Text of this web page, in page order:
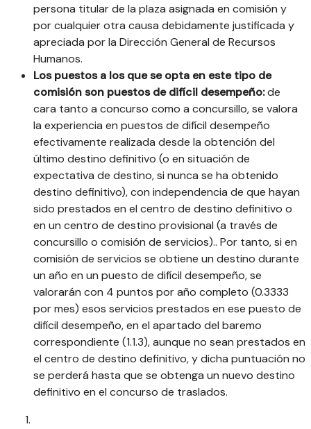
persona titular de la plaza asignada en comisión y
por cualquier otra causa debidamente justificada y
apreciada por la Dirección General de Recursos
Humanos.
Los puestos a los que se opta en este tipo de
comisión son puestos de difícil desempeño:de
cara tanto a concurso como a concursillo, se valora
la experiencia en puestos de difícil desempeño
efectivamente realizada desde la obtención del
último destino definitivo (o en situación de
expectativa de destino, si nunca se ha obtenido
destino definitivo), con independencia de que hayan
sido prestados en el centro de destino definitivo o
en un centro de destino provisional (a través de
concursillo o comisión de servicios).. Por tanto, si en
comisión de servicios se obtiene un destino durante
un año en un puesto de difícil desempeño, se
valorarán con 4 puntos por año completo (0.3333
por mes) esos servicios prestados en ese puesto de
difícil desempeño, en el apartado del baremo
correspondiente (1.1.3), aunque no sean prestados en
el centro de destino definitivo, y dicha puntuación no
se perderá hasta que se obtenga un nuevo destino
definitivo en el concurso de traslados.